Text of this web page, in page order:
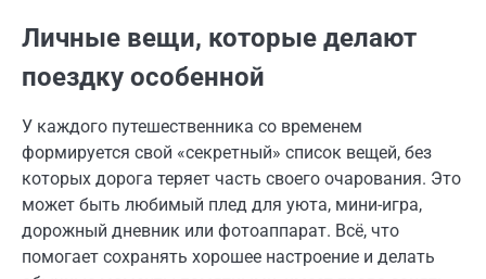
Личные вещи, которые делают
поездку особенной
У каждого путешественника со временем
формируется свой «секретный» список вещей, без
которых дорога теряет часть своего очарования. Это
может быть любимый плед для уюта, мини-игра,
дорожный дневник или фотоаппарат. Всё, что
помогает сохранять хорошее настроение и делать